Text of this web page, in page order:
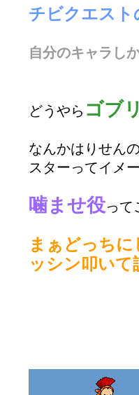
チビクエスト
自分のキャラし
どうやら ゴブ
なんかはりせん
スターってイメ
噛ませ役って
まぁどっち
ッシン叩いて